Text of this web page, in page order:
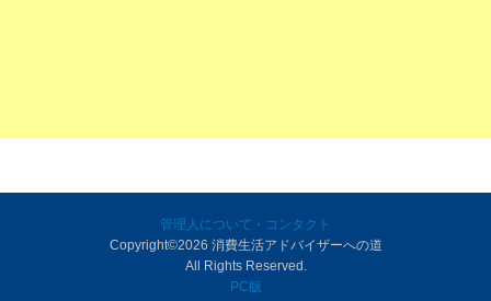
管理人について・コンタクト
Copyright©2026 消費生活アドバイザーへの道
All Rights Reserved.
PC版